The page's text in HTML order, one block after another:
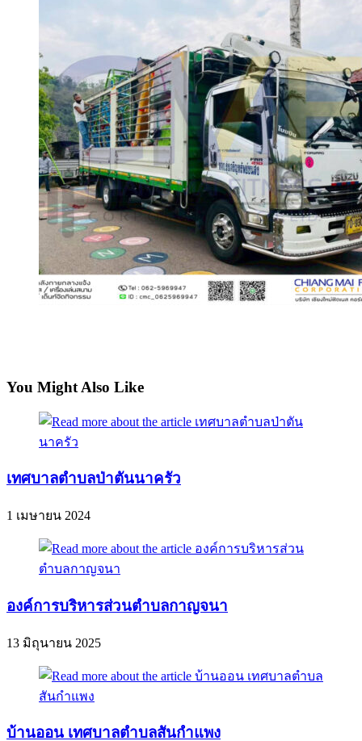
You Might Also Like
เทศบาลตำบลป่าตันนาครัว
1 เมษายน 2024
องค์การบริหารส่วนตำบลกาญจนา
13 มิถุนายน 2025
บ้านออน เทศบาลตำบลสันกำแพง